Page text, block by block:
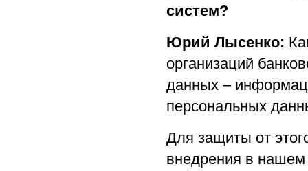
систем?
Юрий Лысенко:
организаций
данных –
персональных
Для защиты от
внедрения в нашем